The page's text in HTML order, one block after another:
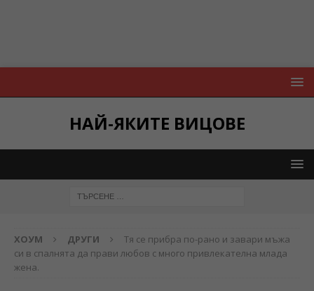
НАЙ-ЯКИТЕ ВИЦОВЕ
ХОУМ ДРУГИ
Тя се прибра по-рано и завари мъжа
си в спалнята да прави любов с много привлекателна млада
жена.